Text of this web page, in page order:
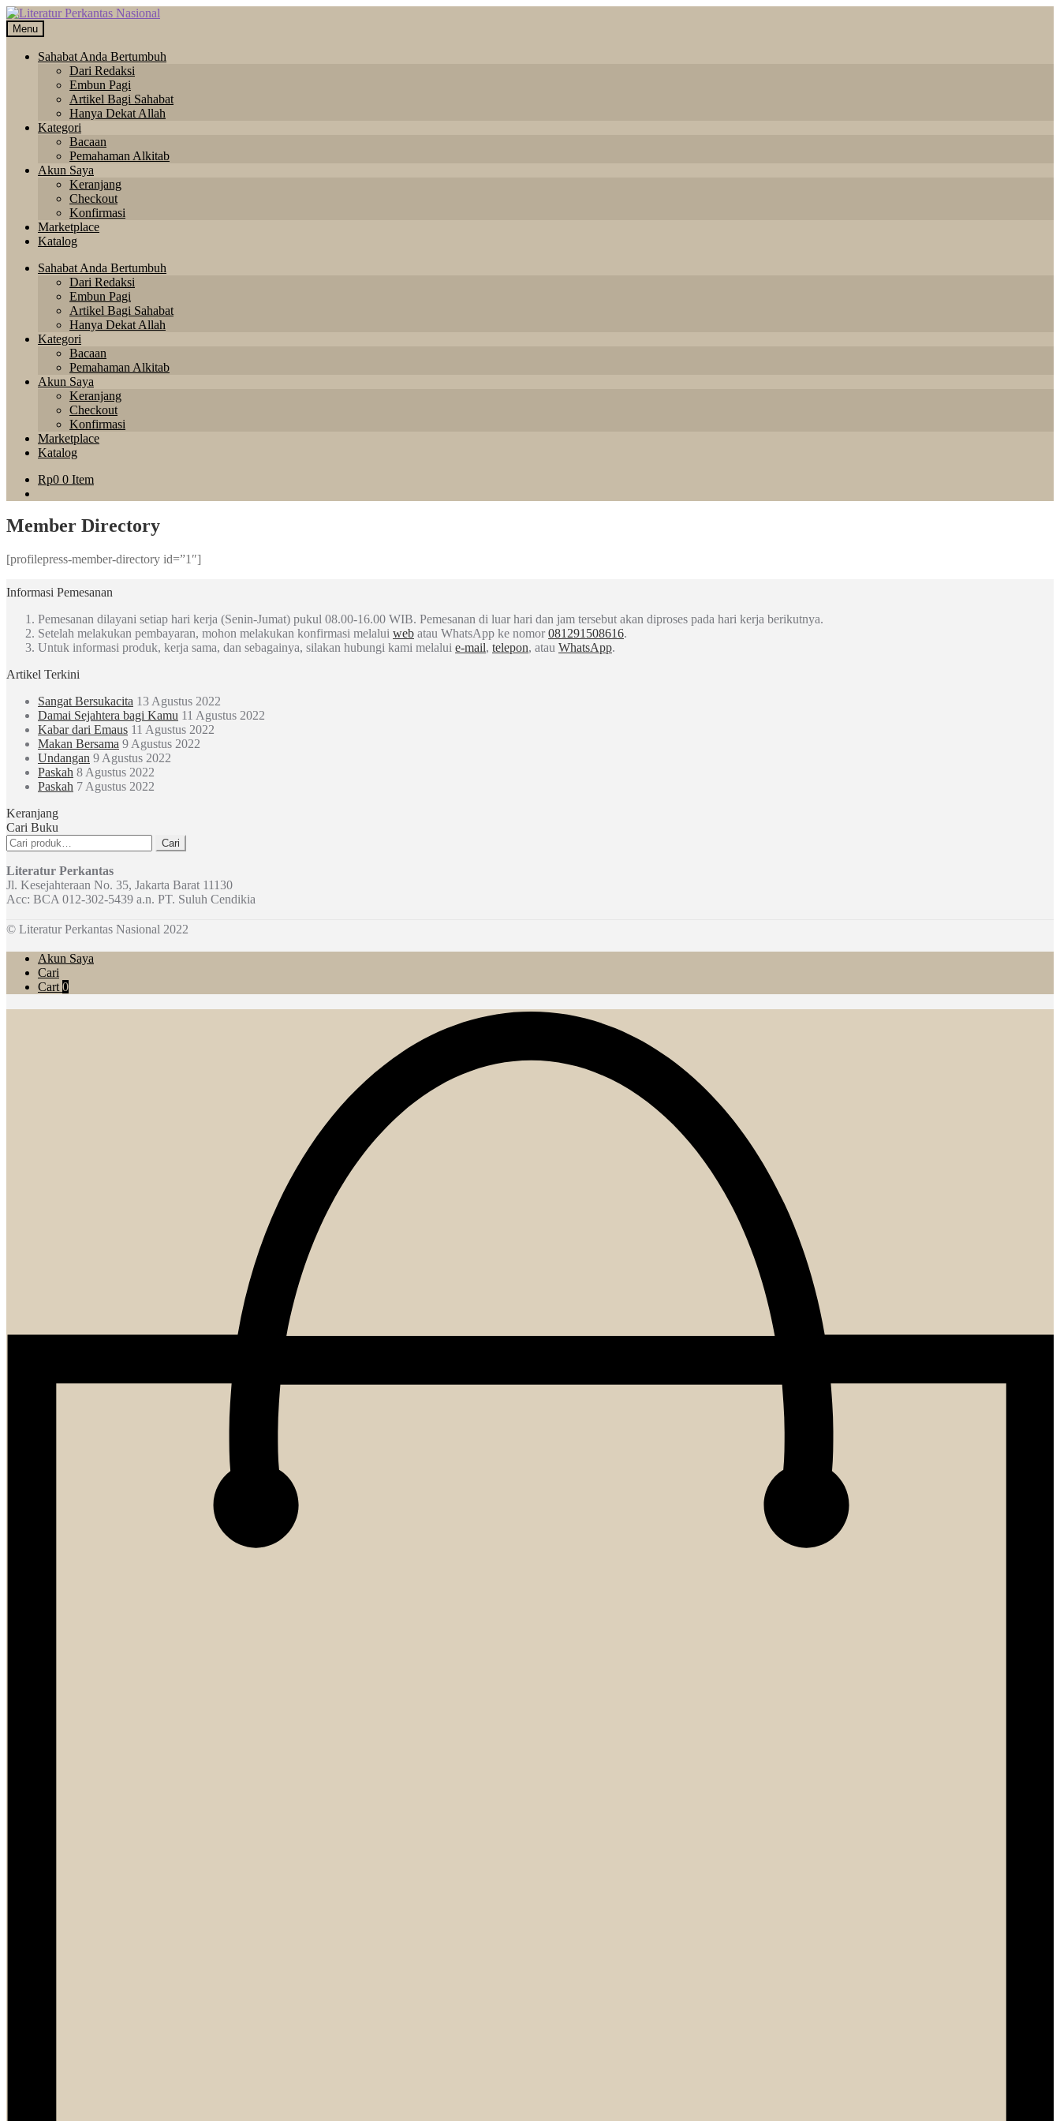
Skip
to
navigation
Langsung
ke
isi
Menu
Sahabat Anda Bertumbuh
Dari Redaksi
Embun Pagi
Artikel Bagi Sahabat
Hanya Dekat Allah
Kategori
Bacaan
Pemahaman Alkitab
Akun Saya
Keranjang
Checkout
Konfirmasi
Marketplace
Katalog
Sahabat Anda Bertumbuh
Dari Redaksi
Embun Pagi
Artikel Bagi Sahabat
Hanya Dekat Allah
Kategori
Bacaan
Pemahaman Alkitab
Akun Saya
Keranjang
Checkout
Konfirmasi
Marketplace
Katalog
Rp0 0 Item
Member Directory
[profilepress-member-directory id=”1″]
Informasi Pemesanan
Pemesanan dilayani setiap hari kerja (Senin-Jumat) pukul 08.00-16.00 WIB. Pemesanan di luar hari dan jam tersebut akan diproses pada hari kerja berikutnya.
Setelah melakukan pembayaran, mohon melakukan konfirmasi melalui web atau WhatsApp ke nomor 081291508616.
Untuk informasi produk, kerja sama, dan sebagainya, silakan hubungi kami melalui e-mail, telepon, atau WhatsApp.
Artikel Terkini
Sangat Bersukacita 13 Agustus 2022
Damai Sejahtera bagi Kamu 11 Agustus 2022
Kabar dari Emaus 11 Agustus 2022
Makan Bersama 9 Agustus 2022
Undangan 9 Agustus 2022
Paskah 8 Agustus 2022
Paskah 7 Agustus 2022
Keranjang
Cari Buku
Pencarian
untuk:
Cari
Literatur Perkantas
Jl. Kesejahteraan No. 35, Jakarta Barat 11130
Acc: BCA 012-302-5439 a.n. PT. Suluh Cendikia
© Literatur Perkantas Nasional 2022
Akun Saya
Cari
Cart 0